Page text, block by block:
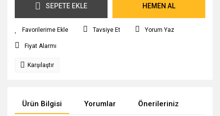
SEPETE EKLE HEMEN AL
Tavsiye Et Yorum Yaz
Fiyat Alarmı
Karşılaştır
Ürün Bilgisi Yorumlar Önerileriniz